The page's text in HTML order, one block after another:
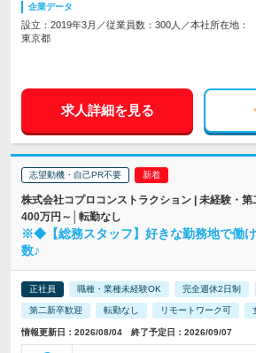
企業データ
設立：2019年3月／従業員数：300人／本社所在地：
東京都
求人詳細を見る
志望動機・自己PR不要
株式会社コプロコンストラクション | 未経験・
400万円～│転勤なし
※◆【総務スタッフ】好きな勤務地で働
数♪
正社員 職種・業種未経験OK 完全週休2日制
第二新卒歓迎 転勤なし リモートワーク可
情報更新日：2026/08/04 終了予定日：2026/09/07